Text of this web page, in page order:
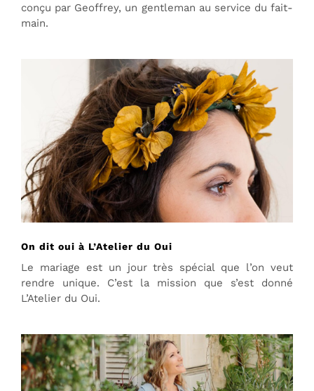
conçu par Geoffrey, un gentleman au service du fait-
main.
On dit oui à L’Atelier du Oui
Le mariage est un jour très spécial que l’on veut
rendre unique. C’est la mission que s’est donné
L’Atelier du Oui.